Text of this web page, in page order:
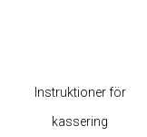
Instruktioner för
kassering